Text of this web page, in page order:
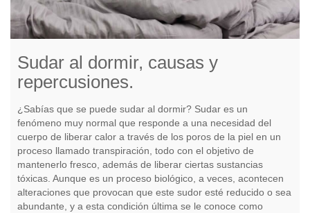
Sudar al dormir, causas y
repercusiones.
¿Sabías que se puede sudar al dormir? Sudar es un
fenómeno muy normal que responde a una necesidad del
cuerpo de liberar calor a través de los poros de la piel en un
proceso llamado transpiración, todo con el objetivo de
mantenerlo fresco, además de liberar ciertas sustancias
tóxicas. Aunque es un proceso biológico, a veces, acontecen
alteraciones que provocan que este sudor esté reducido o sea
abundante, y a esta condición última se le conoce como